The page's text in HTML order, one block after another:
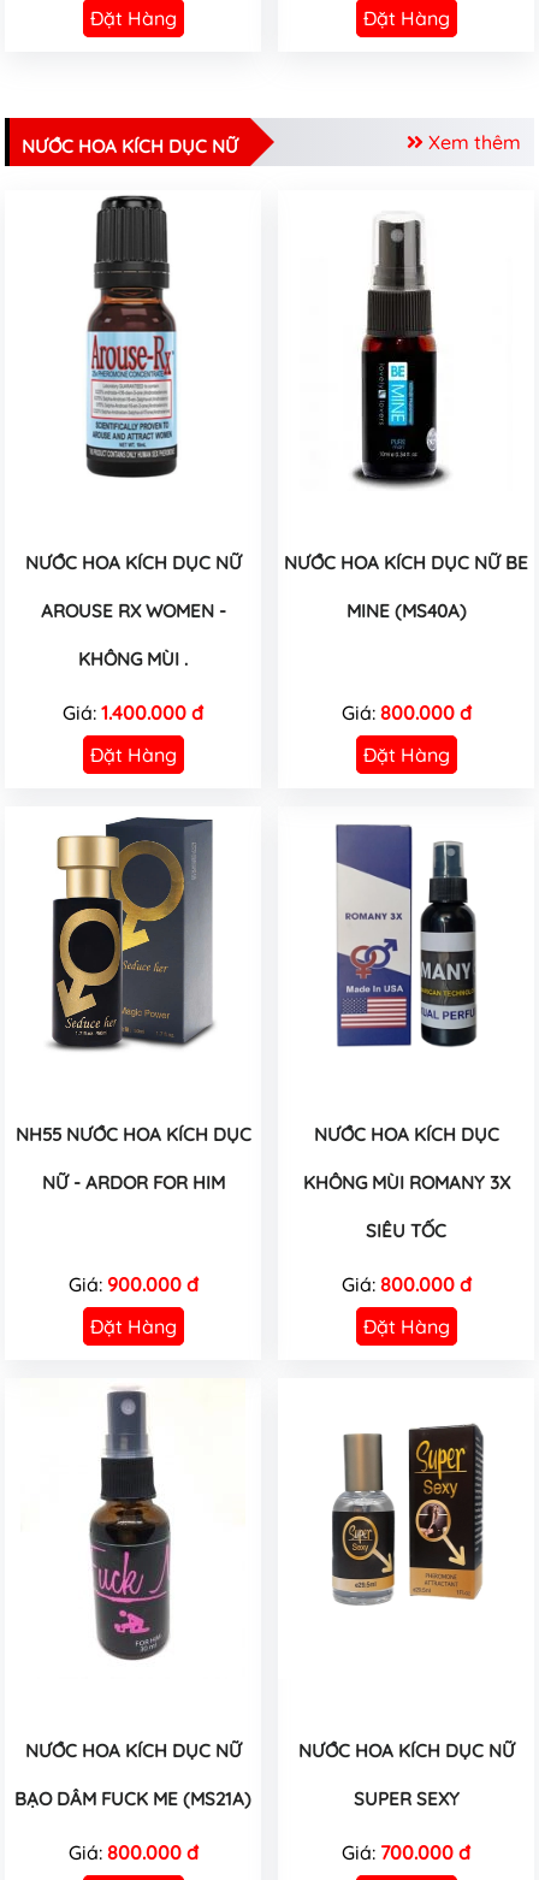
Đặt Hàng
Đặt Hàng
Xem thêm
NƯỚC HOA KÍCH DỤC NỮ
NƯỚC HOA KÍCH DỤC NỮ
AROUSE RX WOMEN -
KHÔNG MÙI .
Giá: 1.400.000 đ
Đặt Hàng
NƯỚC HOA KÍCH DỤC NỮ BE
MINE (MS40A)
Giá: 800.000 đ
Đặt Hàng
NH55 NƯỚC HOA KÍCH DỤC
NỮ - ARDOR FOR HIM
Giá: 900.000 đ
Đặt Hàng
NƯỚC HOA KÍCH DỤC
KHÔNG MÙI ROMANY 3X
SIÊU TỐC
Giá: 800.000 đ
Đặt Hàng
NƯỚC HOA KÍCH DỤC NỮ
BẠO DÂM FUCK ME (MS21A)
Giá: 800.000 đ
NƯỚC HOA KÍCH DỤC NỮ
SUPER SEXY
Giá: 700.000 đ